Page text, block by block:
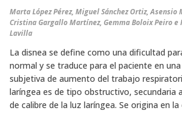
Marta López Pérez, Miguel Sánchez Ortiz, Asensio
Cristina Gargallo Martínez, Gemma Boloix Peiro e
Lavilla
La disnea se define como una dificultad
normal y se traduce para el paciente en
subjetiva de aumento del trabajo
laríngea es de tipo obstructivo, secundaria
de calibre de la luz laríngea. Se origina en la